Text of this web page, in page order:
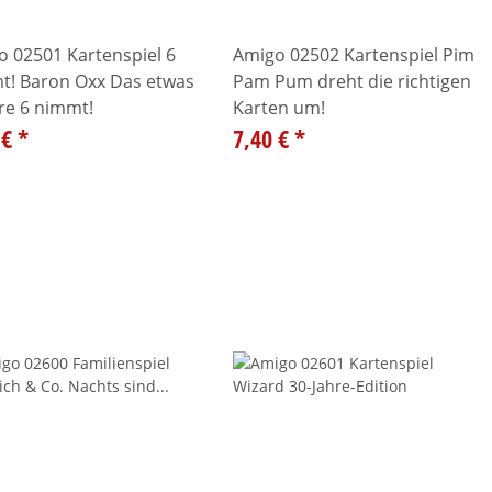
02501 Kartenspiel 6
Baron Oxx Das etwas
6 nimmt!
*
Amigo 02502 Kartenspiel Pim
Pam Pum dreht die richtigen
Karten um!
7,40 €*